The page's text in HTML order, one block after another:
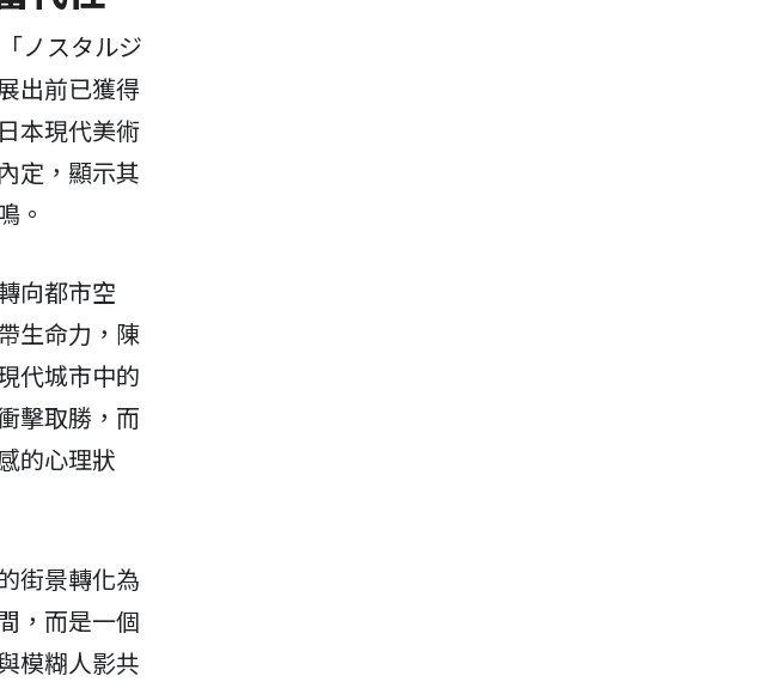
ノスタルジ
出前已獲得
本現代美術
定，顯示其
。
向都市空
生命力，陳
代城市中的
擊取勝，而
的心理狀
街景轉化為
，而是一個
模糊人影共